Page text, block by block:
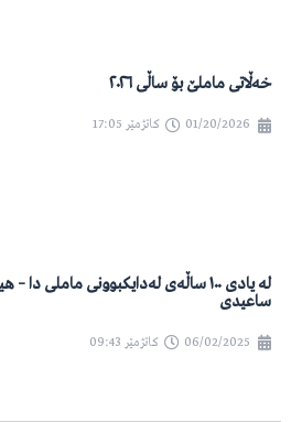
خەڵاتی ماملێ بۆ ساڵی ٢٠٢٦
01/20/2026 کاتژمێر 17:05
لە یادی ١٠٠ ساڵەی لەدایکبوونی ماملی دا –
ساعیدی
06/02/2025 کاتژمێر 09:43